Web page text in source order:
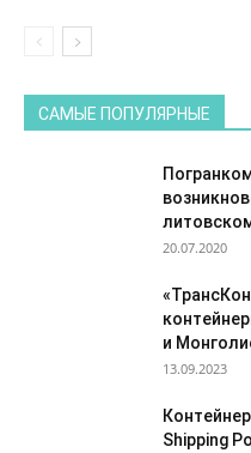
САМЫЕ ПОПУЛЯРНЫЕ
20.07.2020
и
13.09.2023
Shipping